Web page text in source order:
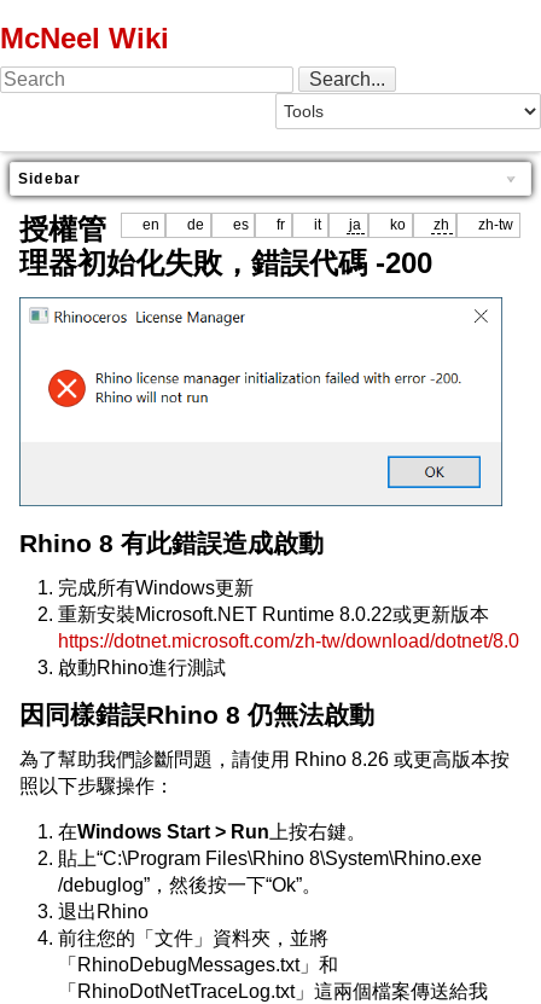
McNeel Wiki
Sidebar
en de es fr it ja ko zh zh-tw
授權管
理器初始化失敗，錯誤代碼 -200
Rhino 8 有此錯誤造成啟動
完成所有Windows更新
重新安裝Microsoft.NET Runtime 8.0.22或更新版本
https://dotnet.microsoft.com/zh-tw/download/dotnet/8.0
啟動Rhino進行測試
因同樣錯誤Rhino 8 仍無法啟動
為了幫助我們診斷問題，請使用 Rhino 8.26 或更高版本按
照以下步驟操作：
在Windows Start > Run 上按右鍵。
貼上“C:\Program Files\Rhino 8\System\Rhino.exe
/debuglog”，然後按一下“Ok”。
退出Rhino
前往您的「文件」資料夾，並將
「RhinoDebugMessages.txt」和
「RhinoDotNetTraceLog.txt」這兩個檔案傳送給我